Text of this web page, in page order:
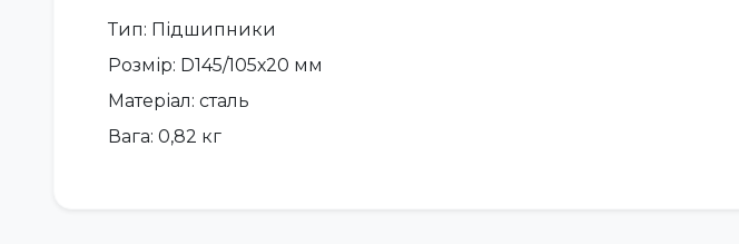
Тип: Підшипники
Розмір: D145/105х20 мм
Матеріал: сталь
Вага: 0,82 кг